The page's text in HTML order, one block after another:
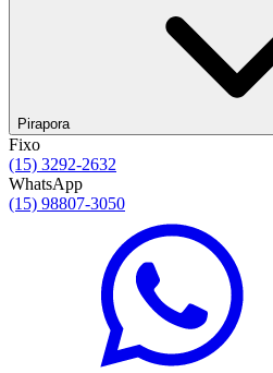
Pirapora
Fixo
(15) 3292-2632
WhatsApp
(15) 98807-3050